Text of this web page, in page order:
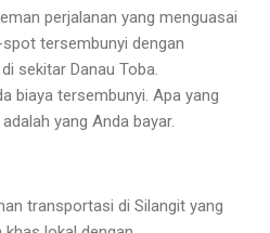
perjalanan yang menguasai
tersembunyi dengan
sekitar Danau Toba.
biaya tersembunyi. Apa yang
yang Anda bayar.
transportasi di Silangit yang